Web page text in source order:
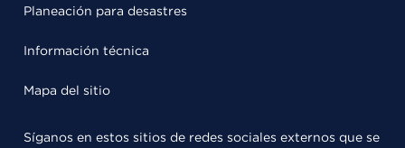
Planeación para desastres
Información técnica
Mapa del sitio
Síganos en estos sitios de redes sociales externos que se